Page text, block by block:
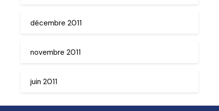
décembre 2011
novembre 2011
juin 2011